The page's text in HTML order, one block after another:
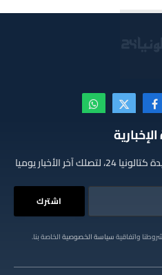
فيسبوكX
(Twitter)
واتساب
الأخبار يوميا
واتفاقيةسياسة الخصوصيةالخاصة بنا.